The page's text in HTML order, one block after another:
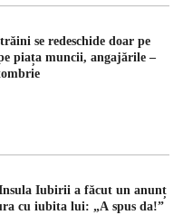
se redeschide doar pe
piața muncii, angajările –
Iubirii a făcut un anunț
cu iubita lui: „A spus da!”